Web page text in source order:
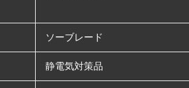
ソーブレード
静電気対策品